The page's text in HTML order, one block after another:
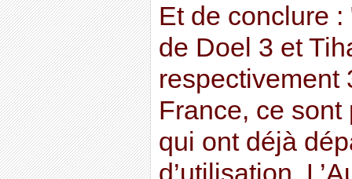
Et de conclure
de Doel 3 et
respectivement
France, ce
qui ont déjà
d’utilisation.